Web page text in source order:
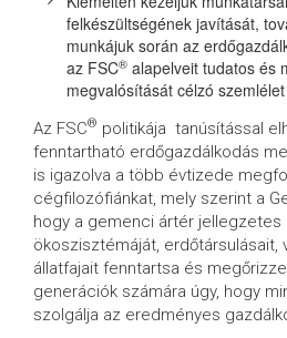
felkészültségének javítását,
munkájuk során az
az FSC® alapelveit tudatos és
megvalósítását célzó
Az FSC® politikája tanúsítással
fenntartható erdőgazdálkodás
is igazolva a több évtizede
cégfilozófiánkat, mely szerint a
hogy a gemenci ártér jellegzetes
ökoszisztémáját, erdőtársulásait,
állatfajait fenntartsa és
generációk számára úgy, hogy
szolgálja az eredményes